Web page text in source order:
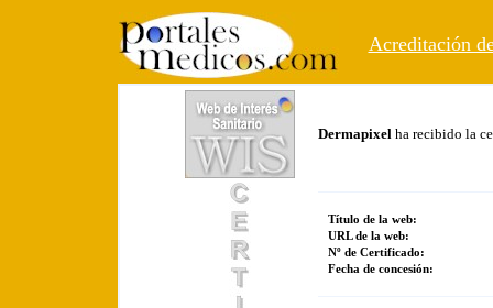
Acreditación
Dermapixel ha recibido la
Título de la web:
URL de la web:
Nº de Certificado:
Fecha de concesión: